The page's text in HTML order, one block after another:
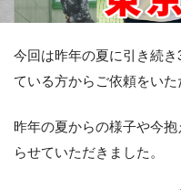
今回は昨年の夏に引き続
ている方からご依頼をいた
昨年の夏からの様子や今
らせていただきました。